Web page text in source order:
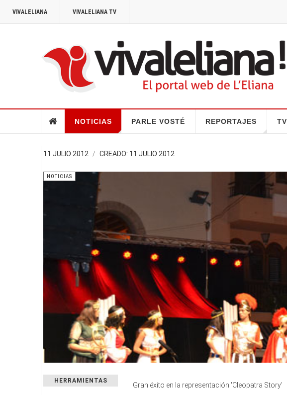
VIVALELIANA VIVALELIANA TV
NOTICIAS PARLE VOSTÉ REPORTAJES TV
11 JULIO 2012 CREADO: 11 JULIO 2012
NOTICIAS
HERRAMIENTAS
Gran éxito en la representación 'Cleopatra Story'